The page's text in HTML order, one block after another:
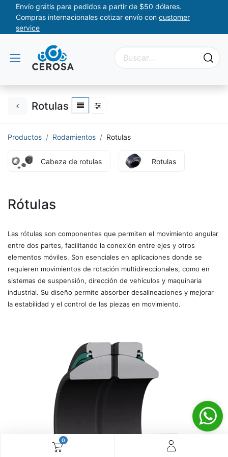
0
Envío grátis para pedidos a partir de $50 dólares.
Compras internacionales cotizar envío con customer
service
Rotulas
Productos Rodamientos Rotulas
Cabeza de rotulas Rotulas
Rótulas
Las rótulas son componentes que permiten el movimiento angular
entre dos partes, facilitando la conexión entre ejes y otros
elementos móviles. Son esenciales en aplicaciones donde se
requieren movimientos de rotación multidireccionales, como en
sistemas de suspensión, dirección de vehículos y maquinaria
industrial. Su diseño permite absorber desalineaciones y mejorar
la estabilidad y el control de las piezas en movimiento.